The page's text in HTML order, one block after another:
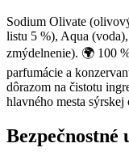
Sodium Olivate
listu 5 %), Aqua
zmýdelnenie). 🌍 100
parfumácie a
dôrazom na čistotu
hlavného mesta sýrskej
Bezpečnostné